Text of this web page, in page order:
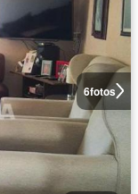
6fotos